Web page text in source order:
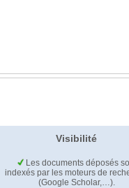
Visibilité
Les documents déposés
indexés par les moteurs de
(Google Scholar,…).